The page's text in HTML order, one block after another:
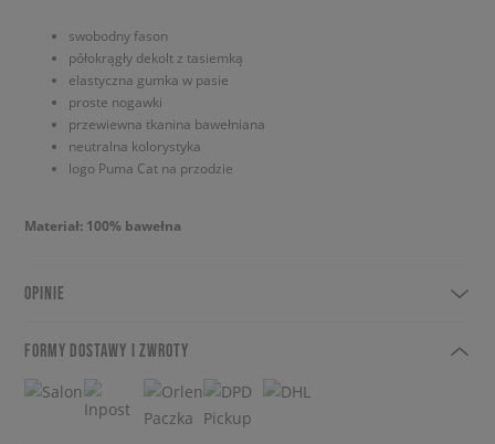
swobodny fason
półokrągły dekolt z tasiemką
elastyczna gumka w pasie
proste nogawki
przewiewna tkanina bawełniana
neutralna kolorystyka
logo Puma Cat na przodzie
Materiał: 100% bawełna
OPINIE
FORMY DOSTAWY I ZWROTY